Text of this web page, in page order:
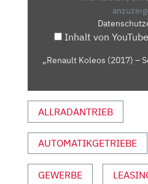
OLEOS“ VInhalt von
„Renault Koleos (2017) –
ALLRADANTRIEB
AUTOMATIKGETRIEBE
GEWERBE